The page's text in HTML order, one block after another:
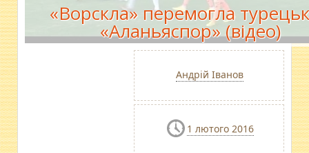
«Ворскла» перемогла
«Аланьяспор» (відео)
Андрій Іванов
1 лютого 2016